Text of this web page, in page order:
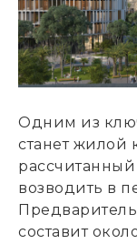
Одним из
станет жилой
рассчитанный
возводить в
составит